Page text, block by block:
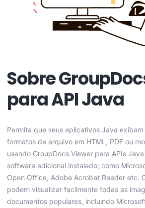
Sobre
para API Java
Permita que seus aplicativos Java
formatos de arquivo em HTML, PDF ou
usando GroupDocs.Viewer para APIs
software adicional instalado; como
Open Office, Adobe Acrobat Reader etc.
podem visualizar facilmente todas as
documentos populares, incluindo